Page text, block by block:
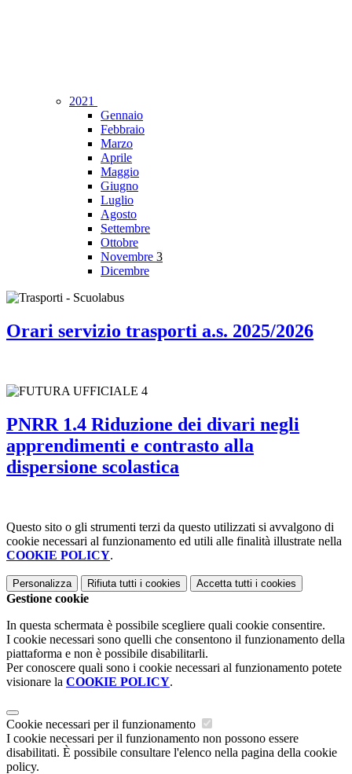
2021
Gennaio
Febbraio
Marzo
Aprile
Maggio
Giugno
Luglio
Agosto
Settembre
Ottobre
Novembre 3
Dicembre
Orari servizio trasporti a.s. 2025/2026
PNRR 1.4 Riduzione dei divari negli
apprendimenti e contrasto alla
dispersione scolastica
Questo sito o gli strumenti terzi da questo utilizzati si avvalgono di
cookie necessari al funzionamento ed utili alle finalità illustrate nella
COOKIE POLICY.
Personalizza Rifiuta tutti i cookies Accetta tutti i cookies
Gestione cookie
In questa schermata è possibile scegliere quali cookie consentire.
I cookie necessari sono quelli che consentono il funzionamento della
piattaforma e non è possibile disabilitarli.
Per conoscere quali sono i cookie necessari al funzionamento potete
visionare la COOKIE POLICY.
Cookie necessari per il funzionamento
I cookie necessari per il funzionamento non possono essere
disabilitati. È possibile consultare l'elenco nella pagina della cookie
policy.